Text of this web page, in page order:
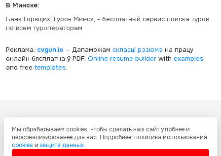
В Минске:
Банк Горящих Туров Минск, - бесплатный сервис поиска туров
по всем туроператорам
Реклама: cvgun.io— Дапаможам скласці рэзюмэ на працу
онлайн бясплатна ў PDF. Online resume builderwith examples
and free templates.
графическое содержание, структуру и оформление страниц защищены
международными соглашениями и законодательством Украины об
охране авторских прав и интеллектуальной собственности. Любое
Мы обрабатываем cookies, чтобы сделать наш сайт удобнее и
персонализированее для вас. Подробнее: политика использования
cookies и защита данных.